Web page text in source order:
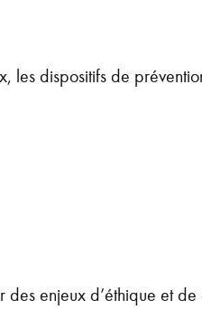
les dispositifs de
enjeux d’éthique et